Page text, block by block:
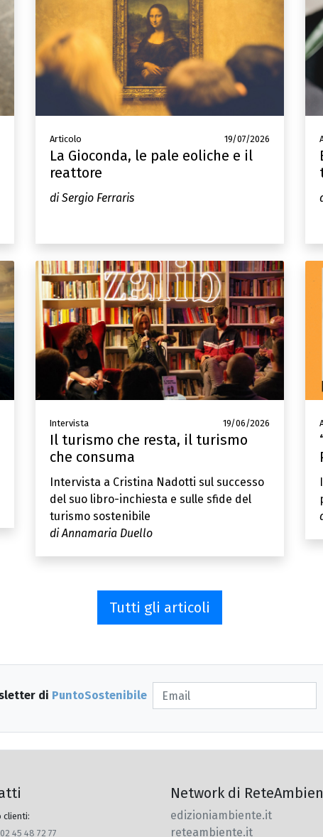
Articolo 19/07/2026
La Gioconda, le pale eoliche e il
reattore
di Sergio Ferraris
Intervista 19/06/2026
Il turismo che resta, il turismo
che consuma
Intervista a Cristina Nadotti sul successo
del suo libro-inchiesta e sulle sfide del
turismo sostenibile
di Annamaria Duello
Tutti gli articoli
di PuntoSostenibile
clienti:
45 48 72 77
Network di
edizioniambiente.it
reteambiente.it